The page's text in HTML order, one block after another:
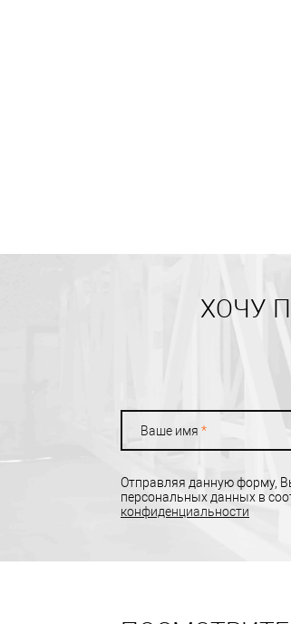
ХОЧУ
Ваше имя *
Отправляя данную форму,
персональных данных в
конфиденциальности